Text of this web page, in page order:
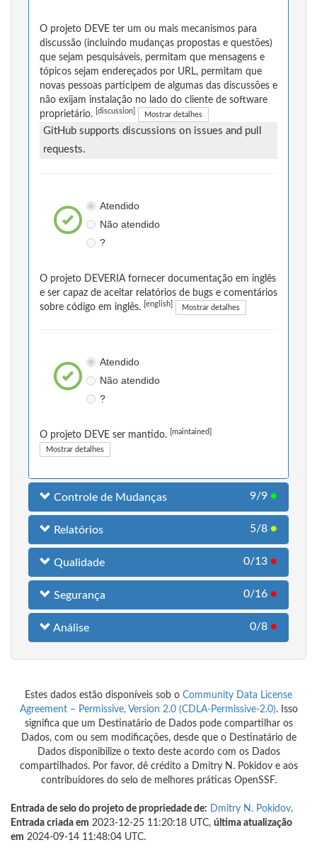
O projeto DEVE ter um ou mais mecanismos para
discussão (incluindo mudanças propostas e questões)
que sejam pesquisáveis, permitam que mensagens e
tópicos sejam endereçados por URL, permitam que
novas pessoas participem de algumas das discussões e
não exijam instalação no lado do cliente de software
proprietário.
[discussion] Mostrar detalhes
GitHub supports discussions on issues and pull
requests.
Atendido
Não atendido
?
O projeto DEVERIA fornecer documentação em inglês
e ser capaz de aceitar relatórios de bugs e comentários
sobre código em inglês.
[english] Mostrar detalhes
Atendido
Não atendido
?
O projeto DEVE ser mantido. [maintained]
Mostrar detalhes
Controle de Mudanças 9/9 ●
Relatórios 5/8 ●
Qualidade 0/13 ●
Segurança 0/16 ●
Análise 0/8 ●
Estes dados estão disponíveis sob o Community Data License
Agreement – Permissive, Version 2.0 (CDLA-Permissive-2.0). Isso
significa que um Destinatário de Dados pode compartilhar os
Dados, com ou sem modificações, desde que o Destinatário de
Dados disponibilize o texto deste acordo com os Dados
compartilhados. Por favor, dê crédito a Dmitry N. Pokidov e aos
contribuidores do selo de melhores práticas OpenSSF.
Entrada de selo do projeto de propriedade de: Dmitry N. Pokidov.
Entrada criada em 2023-12-25 11:20:18 UTC, última atualização
em 2024-09-14 11:48:04 UTC.